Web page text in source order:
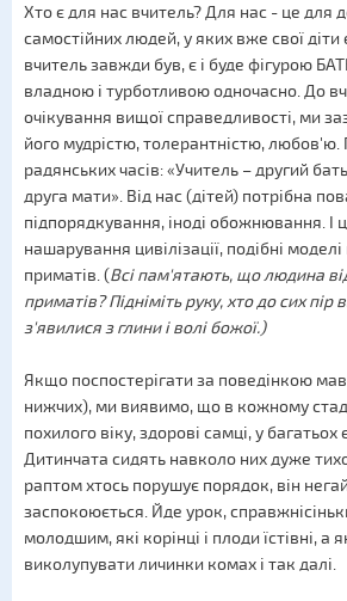
Хто є для нас вчитель? Для нас - це для
самостійних людей, у яких вже свої діти
вчитель завжди був, є і буде фігурою
владною і турботливою одночасно. До
очікування вищої справедливості, ми
його мудрістю, толерантністю, любов'ю.
радянських часів: «Учитель – другий
друга мати». Від нас (дітей) потрібна
підпорядкування, іноді обожнювання. І
нашарування цивілізації, подібні моделі
приматів. (Всі пам'ятають, що людина
приматів? Підніміть руку, хто до сих
з'явилися з глини і волі божої.)
Якщо поспостерігати за поведінкою
нижчих), ми виявимо, що в кожному
похилого віку, здорові самці, у
Дитинчата сидять навколо них дуже
раптом хтось порушує порядок, він
заспокоюється. Йде урок,
молодшим, які корінці і плоди їстівні, а
виколупувати личинки комах і так далі.